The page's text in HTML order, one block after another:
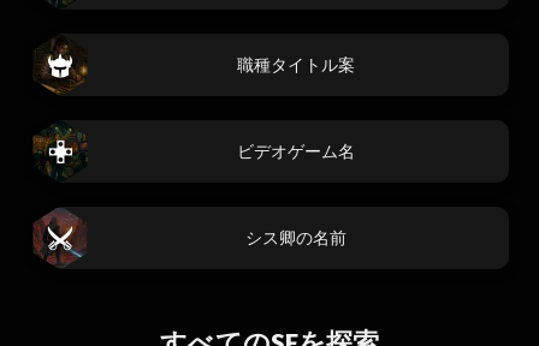
職種タイトル案
ビデオゲーム名
シス卿の名前